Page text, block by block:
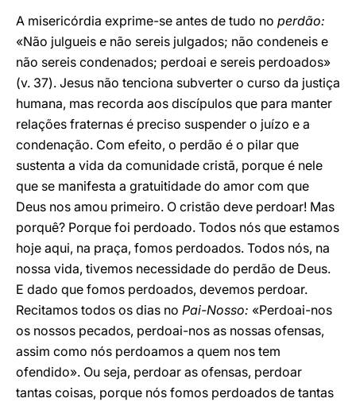
A misericórdia exprime-se antes de tudo no perdão:
«Não julgueis e não sereis julgados; não condeneis e
não sereis condenados; perdoai e sereis perdoados»
(v. 37). Jesus não tenciona subverter o curso da justiça
humana, mas recorda aos discípulos que para manter
relações fraternas é preciso suspender o juízo e a
condenação. Com efeito, o perdão é o pilar que
sustenta a vida da comunidade cristã, porque é nele
que se manifesta a gratuitidade do amor com que
Deus nos amou primeiro. O cristão deve perdoar! Mas
porquê? Porque foi perdoado. Todos nós que estamos
hoje aqui, na praça, fomos perdoados. Todos nós, na
nossa vida, tivemos necessidade do perdão de Deus.
E dado que fomos perdoados, devemos perdoar.
Recitamos todos os dias no Pai-Nosso: «Perdoai-nos
os nossos pecados, perdoai-nos as nossas ofensas,
assim como nós perdoamos a quem nos tem
ofendido». Ou seja, perdoar as ofensas, perdoar
tantas coisas, porque nós fomos perdoados de tantas